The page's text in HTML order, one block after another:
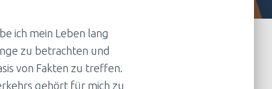
ich mein Leben lang
zu betrachten und
von Fakten zu treffen.
gehört für mich zu